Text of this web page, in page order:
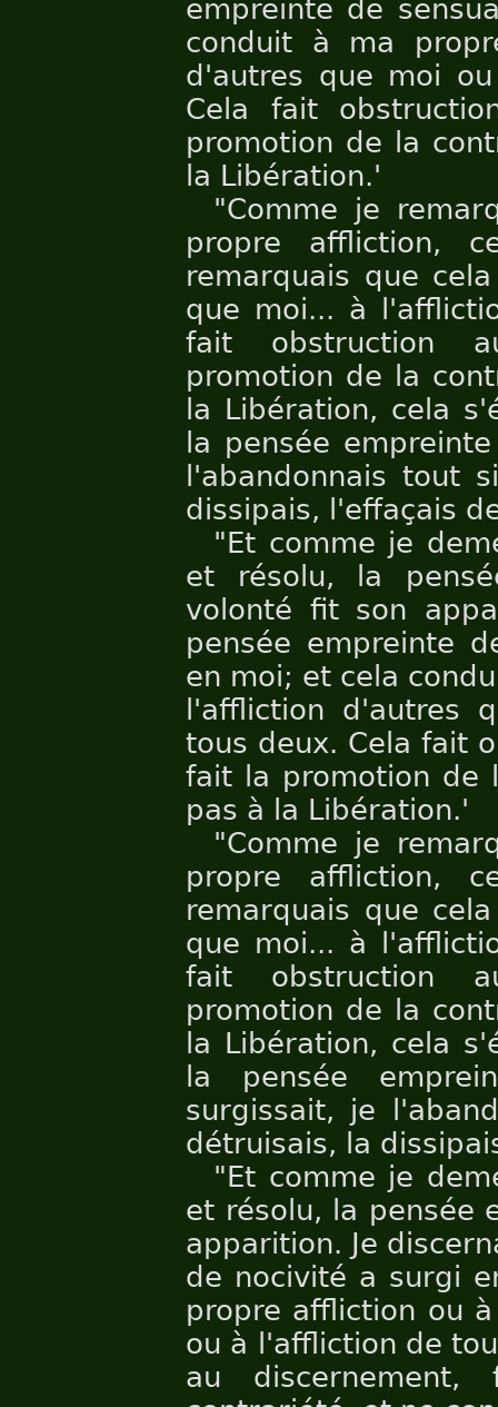
empreinte de
conduit à ma
d'autres que moi
Cela fait
promotion de la
la Libération.'
"Comme je
propre affliction,
remarquais que
que moi... à
fait obstruction
promotion de la
la Libération, cela
la pensée
l'abandonnais tout
dissipais, l'effaçais
"Et comme je
et résolu, la
volonté fit son
pensée empreinte
en moi; et cela
l'affliction d'autres
tous deux. Cela fait
fait la promotion de
pas à la Libération.'
"Comme je
propre affliction,
remarquais que
que moi... à
fait obstruction
promotion de la
la Libération, cela
la pensée
surgissait, je
détruisais, la
"Et comme je
et résolu, la pensée
apparition. Je
de nocivité a surgi
propre affliction ou
ou à l'affliction de
au